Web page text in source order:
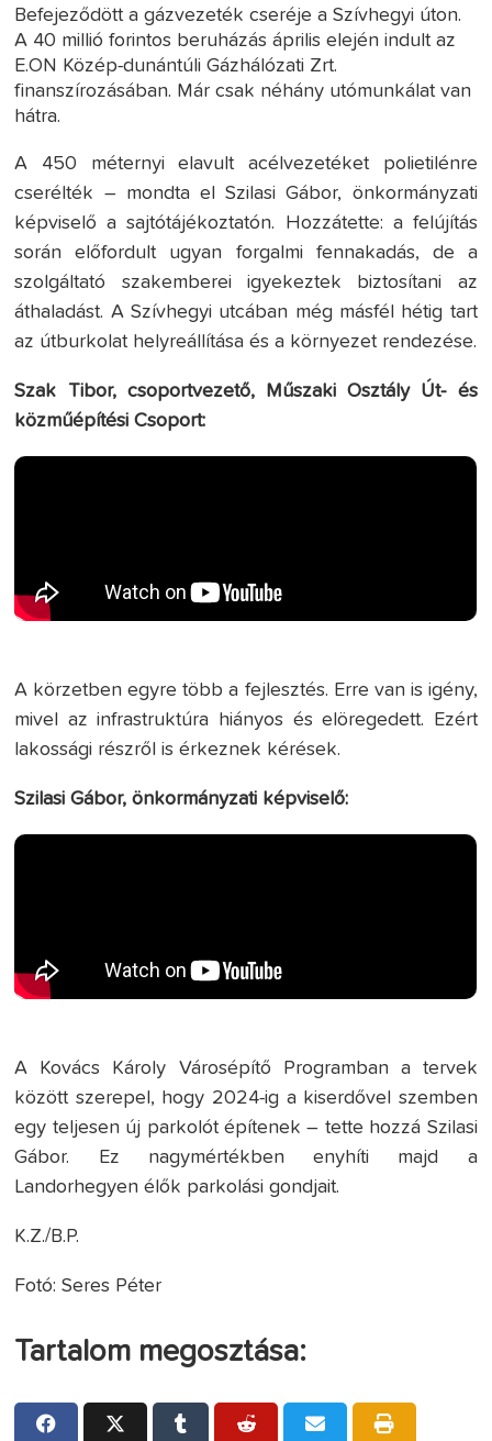
Befejeződött a gázvezeték cseréje a Szívhegyi úton.
A 40 millió forintos beruházás április elején indult az
E.ON Közép-dunántúli Gázhálózati Zrt.
finanszírozásában. Már csak néhány utómunkálat van
hátra.
A 450 méternyi elavult acélvezetéket polietilénre
cserélték – mondta el Szilasi Gábor, önkormányzati
képviselő a sajtótájékoztatón. Hozzátette: a felújítás
során előfordult ugyan forgalmi fennakadás, de a
szolgáltató szakemberei igyekeztek biztosítani az
áthaladást. A Szívhegyi utcában még másfél hétig tart
az útburkolat helyreállítása és a környezet rendezése.
Szak Tibor, csoportvezető, Műszaki Osztály Út- és
közműépítési Csoport:
A körzetben egyre több a fejlesztés. Erre van is igény,
mivel az infrastruktúra hiányos és elöregedett. Ezért
lakossági részről is érkeznek kérések.
Szilasi Gábor, önkormányzati képviselő:
A Kovács Károly Városépítő Programban a tervek
között szerepel, hogy 2024-ig a kiserdővel szemben
egy teljesen új parkolót építenek – tette hozzá Szilasi
Gábor. Ez nagymértékben enyhíti majd a
Landorhegyen élők parkolási gondjait.
K.Z./B.P.
Fotó: Seres Péter
Tartalom megosztása: